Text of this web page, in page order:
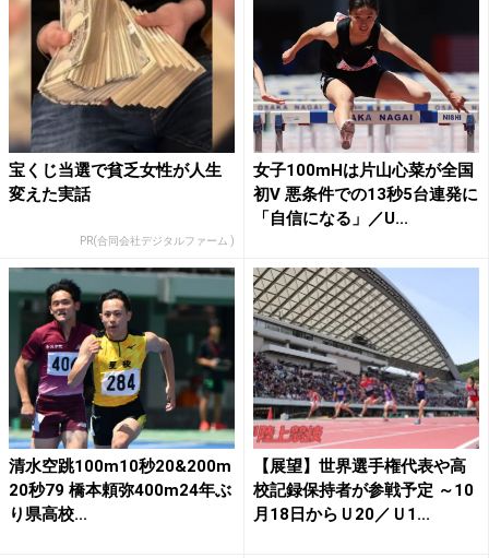
宝くじ当選で貧乏女性が人生
変えた実話
PR(合同会社デジタルファーム )
女子100mHは片山心菜が全国
初V 悪条件での13秒5台連発に
「自信になる」／U...
清水空跳100m10秒20&200m
20秒79 橋本頼弥400m24年ぶ
り県高校...
【展望】世界選手権代表や高
校記録保持者が参戦予定 ～10
月18日からＵ20／Ｕ1...